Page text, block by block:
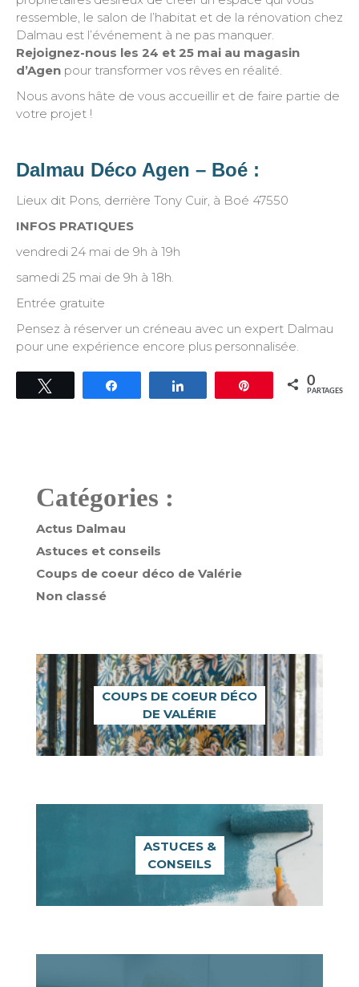
ressemble, le salon de l’habitat et de la rénovation chez
Dalmau est l’événement à ne pas manquer.
Rejoignez-nous les 24 et 25 mai au magasin
d’Agen pour transformer vos rêves en réalité.
Nous avons hâte de vous accueillir et de faire partie de
votre projet !
Dalmau Déco Agen – Boé :
Lieux dit Pons, derrière Tony Cuir, à Boé 47550
INFOS PRATIQUES
vendredi 24 mai de 9h à 19h
samedi 25 mai de 9h à 18h.
Entrée gratuite
Pensez à réserver un créneau avec un expert Dalmau
pour une expérience encore plus personnalisée.
Épingle 0
PARTAGES
Catégories :
Actus Dalmau
Astuces et conseils
Coups de coeur déco de Valérie
Non classé
COUPS DE COEUR DÉCO
DE VALÉRIE
ASTUCES &
CONSEILS